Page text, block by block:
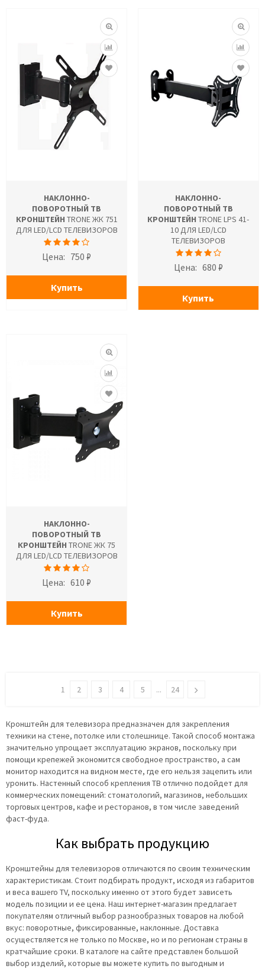
НАКЛОННО-
ПОВОРОТНЫЙ ТВ
КРОНШТЕЙН TRONE ЖК 751
ДЛЯ LED/LCD ТЕЛЕВИЗОРОВ
Цена: 750 ₽
Купить
НАКЛОННО-
ПОВОРОТНЫЙ ТВ
КРОНШТЕЙН TRONE LPS 41-
10 ДЛЯ LED/LCD
ТЕЛЕВИЗОРОВ
Цена: 680 ₽
Купить
НАКЛОННО-
ПОВОРОТНЫЙ ТВ
КРОНШТЕЙН TRONE ЖК 75
ДЛЯ LED/LCD ТЕЛЕВИЗОРОВ
Цена: 610 ₽
Купить
1 2 3 4 5 ... 24
Кронштейн для телевизора предназначен для закрепления
техники на стене, потолке или столешнице. Такой способ монтажа
значительно упрощает эксплуатацию экранов, поскольку при
помощи крепежей экономится свободное пространство, а сам
монитор находится на видном месте, где его нельзя зацепить или
уронить. Настенный способ крепления ТВ отлично подойдет для
коммерческих помещений: стоматологий, магазинов, небольших
торговых центров, кафе и ресторанов, в том числе заведений
фаст-фуда.
Как выбрать продукцию
Кронштейны для телевизоров отличаются по своим техническим
характеристикам. Стоит подбирать продукт, исходя из габаритов
и веса вашего TV, поскольку именно от этого будет зависеть
модель позиции и ее цена. Наш интернет-магазин предлагает
покупателям отличный выбор разнообразных товаров на любой
вкус: поворотные, фиксированные, наклонные. Доставка
осуществляется не только по Москве, но и по регионам страны в
кратчайшие сроки. В каталоге на сайте представлен большой
выбор изделий, которые вы можете купить по выгодным и